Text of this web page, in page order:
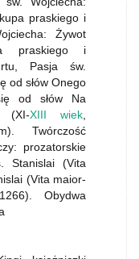
praskiego i
Żywot
praskiego i
Pasja św.
od słów Onego
od słów Na
(XI-XIII wiek
Twórczość
prozatorskie
Stanislai (Vita
(Vita maior-
Obydwa